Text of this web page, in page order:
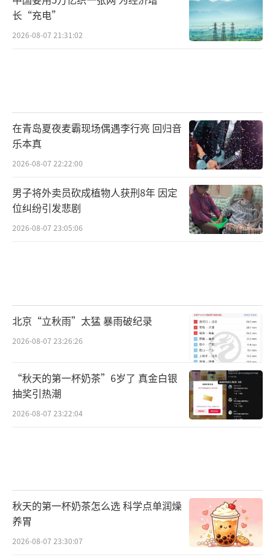
长“充电”
2026-08-07 21:31:02
在青岛夏夜麦霸现场偶遇李行亮 回归音
乐本真
2026-08-07 22:22:00
男子将外卖员砍成植物人获刑8年 因定
位纠纷引发悲剧
2026-08-07 23:05:06
北京“立秋雨”太猛 暴雨破纪录
2026-08-07 23:26:26
“秋天的第一杯奶茶”6岁了 真金白银
抽奖引热潮
2026-08-07 23:22:04
秋天的第一杯奶茶怎么选 科学点单润燥
养胃
2026-08-07 23:30:07